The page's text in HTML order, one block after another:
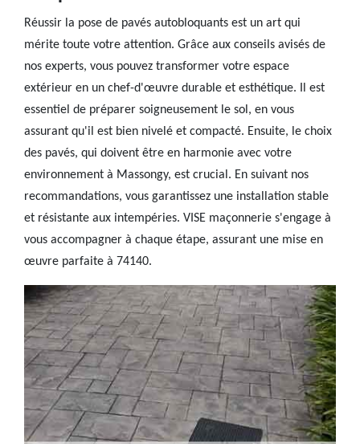
Réussir la pose de pavés autobloquants est un art qui
mérite toute votre attention. Grâce aux conseils avisés de
nos experts, vous pouvez transformer votre espace
extérieur en un chef-d'œuvre durable et esthétique. Il est
essentiel de préparer soigneusement le sol, en vous
assurant qu'il est bien nivelé et compacté. Ensuite, le choix
des pavés, qui doivent être en harmonie avec votre
environnement à Massongy, est crucial. En suivant nos
recommandations, vous garantissez une installation stable
et résistante aux intempéries. VISE maçonnerie s'engage à
vous accompagner à chaque étape, assurant une mise en
œuvre parfaite à 74140.